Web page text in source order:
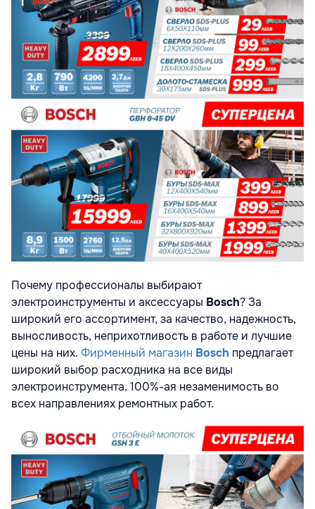
Почему профессионалы выбирают
электроинструменты и аксессуары Bosch? За
широкий его ассортимент, за качество, надежность,
выносливость, неприхотливость в работе и лучшие
цены на них. Фирменный магазин Bosch предлагает
широкий выбор расходника на все виды
электроинструмента. 100%-ая незаменимость во
всех направлениях ремонтных работ.